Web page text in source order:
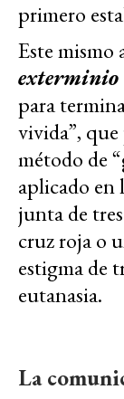
primero
Este mismo
exterminio
para
vivida”,
método de
aplicado en
junta de
cruz roja o
estigma de
eutanasia.
La